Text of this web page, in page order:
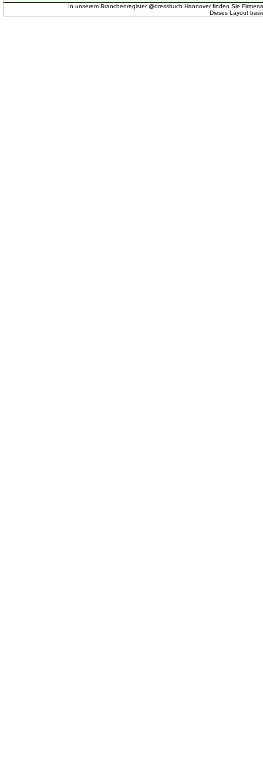
In unserem Branchenregister @dressbuch Hannover finden Sie
Dieses Layout